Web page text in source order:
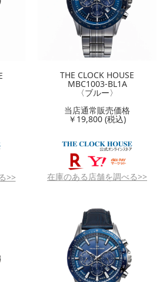
>>
THE CLOCK HOUSE
MBC1003-BL1A
〈ブルー〉
当店通常販売価格
￥19,800 (税込)
在庫のある店舗を調べる>>